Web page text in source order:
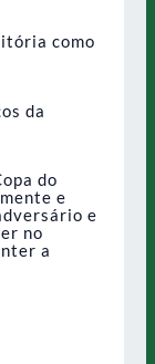
como
da
do
e
e
no
a